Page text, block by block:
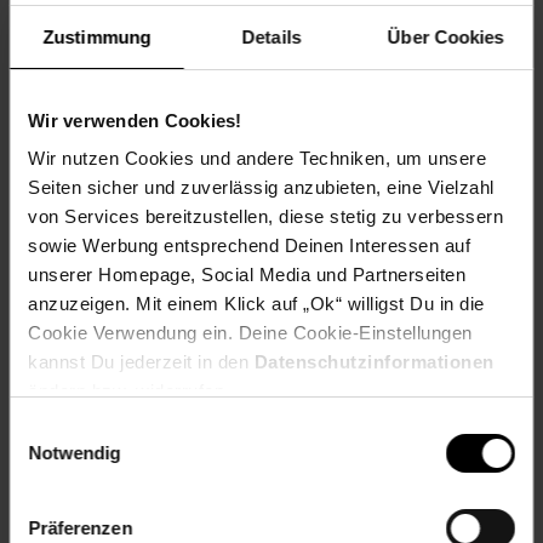
Zustimmung Details Über Cookies
Wir verwenden Cookies!
Wir nutzen Cookies und andere Techniken, um unsere
Seiten sicher und zuverlässig anzubieten, eine Vielzahl
von Services bereitzustellen, diese stetig zu verbessern
sowie Werbung entsprechend Deinen Interessen auf
unserer Homepage, Social Media und Partnerseiten
anzuzeigen. Mit einem Klick auf „Ok“ willigst Du in die
Cookie Verwendung ein. Deine Cookie-Einstellungen
kannst Du jederzeit in den Datenschutzinformationen
Notwendig
Präferenzen
Kennzeichnung
Versandinformationen
Herstellerinformationen
Fußzeile
Weitere Online-Angebote
Netto Reisen Weinwelt